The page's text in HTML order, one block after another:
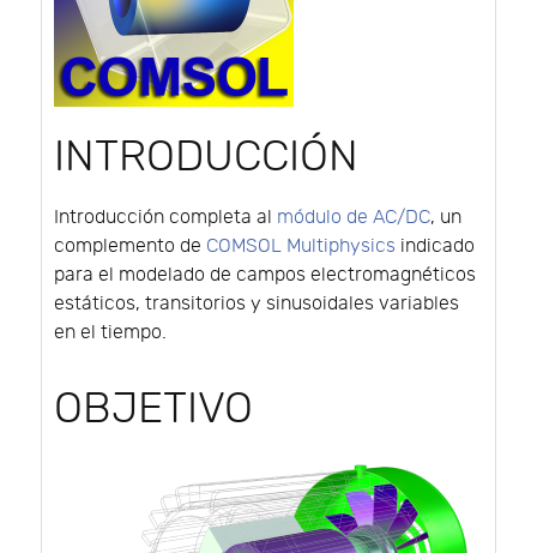
INTRODUCCIÓN
Introducción completa al módulo de AC/DC, un
complemento de COMSOL Multiphysics indicado
para el modelado de campos electromagnéticos
estáticos, transitorios y sinusoidales variables
en el tiempo.
OBJETIVO